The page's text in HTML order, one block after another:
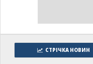
СТРІЧКА НОВИН